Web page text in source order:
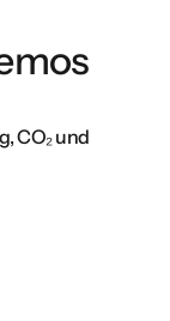
CO₂ und